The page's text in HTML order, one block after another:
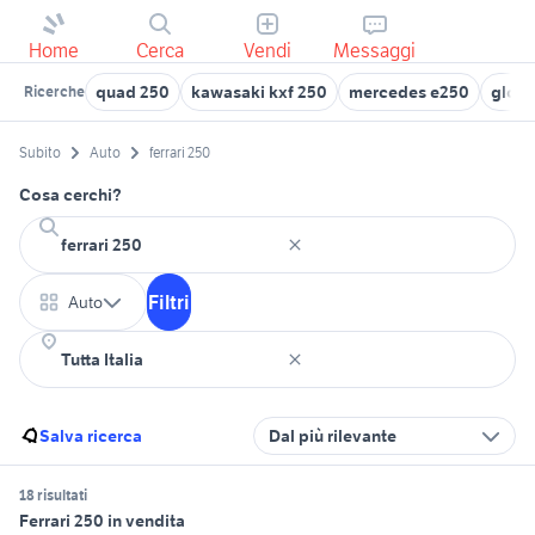
Home Cerca Vendi Messaggi
Ricerche quad 250 kawasaki kxf 250 mercedes e250 glc
Subito Auto ferrari 250
Cosa cerchi?
Auto Filtri
Salva ricerca Dal più rilevante
18 risultati
Ferrari 250 in vendita